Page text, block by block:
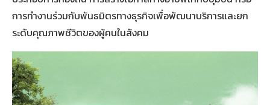
การทำงานร่วมกับพันธมิตรทางธุรกิจเพื่อพัฒนาบริการและยก
ระดับคุณภาพชีวิตของผู้คนในสังคม